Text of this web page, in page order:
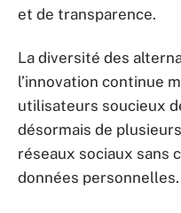
et de transparence.
La diversité des
l’innovation continue
utilisateurs soucieux
désormais de
réseaux sociaux sans
données personnelles.